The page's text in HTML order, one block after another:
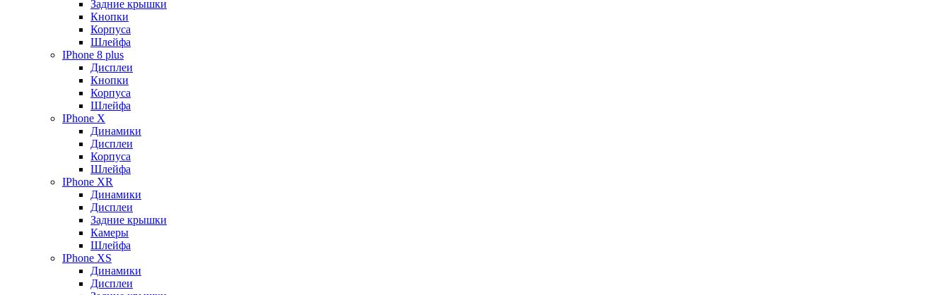
Задние крышки
Кнопки
Корпуса
Шлейфа
IPhone 8 plus
Дисплеи
Кнопки
Корпуса
Шлейфа
IPhone X
Динамики
Дисплеи
Корпуса
Шлейфа
IPhone XR
Динамики
Дисплеи
Задние крышки
Камеры
Шлейфа
IPhone XS
Динамики
Дисплеи